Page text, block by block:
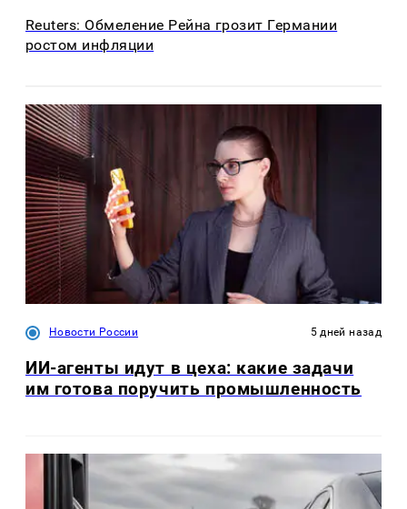
Reuters: Обмеление Рейна грозит Германии
ростом инфляции
Новости России 5 дней назад
ИИ-агенты идут в цеха: какие задачи
им готова поручить промышленность